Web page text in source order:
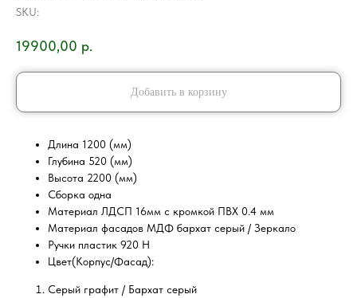
SKU:
19900,00 р.
Добавить в корзину
Длина 1200 (мм)
Глубина 520 (мм)
Высота 2200 (мм)
Сборка одна
Материал ЛДСП 16мм с кромкой ПВХ 0.4 мм
Материал фасадов МДФ бархат серый / Зеркало
Ручки пластик 920 Н
Цвет(Корпус/Фасад):
Серый графит / Бархат серый